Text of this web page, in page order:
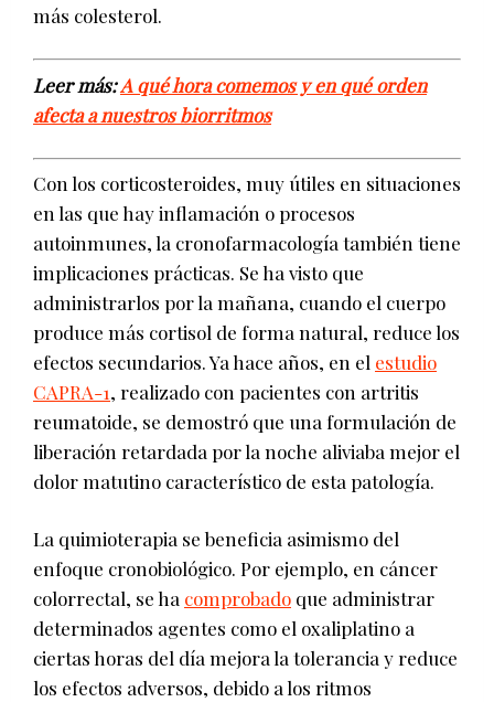
más colesterol.
Leer más:A qué hora comemos y en qué orden
afecta a nuestros biorritmos
Con los corticosteroides, muy útiles en situaciones
en las que hay inflamación o procesos
autoinmunes, la cronofarmacología también tiene
implicaciones prácticas. Se ha visto que
administrarlos por la mañana, cuando el cuerpo
produce más cortisol de forma natural, reduce los
efectos secundarios. Ya hace años, en el estudio
CAPRA-1, realizado con pacientes con artritis
reumatoide, se demostró que una formulación de
liberación retardada por la noche aliviaba mejor el
dolor matutino característico de esta patología.
La quimioterapia se beneficia asimismo del
enfoque cronobiológico. Por ejemplo, en cáncer
colorrectal, se ha comprobado que administrar
determinados agentes como el oxaliplatino a
ciertas horas del día mejora la tolerancia y reduce
los efectos adversos, debido a los ritmos